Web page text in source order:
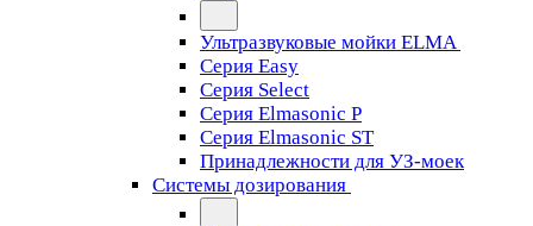
Ультразвуковые мойки ELMA
Серия Easy
Серия Select
Серия Elmasonic P
Серия Elmasonic ST
Принадлежности для УЗ-моек
Системы дозирования